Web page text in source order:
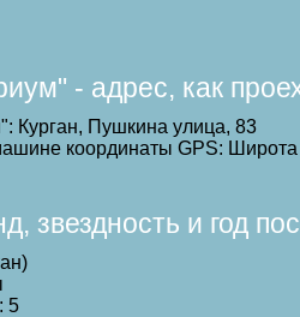
- адрес, как
Курган, Пушкина улица, 83
координаты GPS:
звездность и год
5